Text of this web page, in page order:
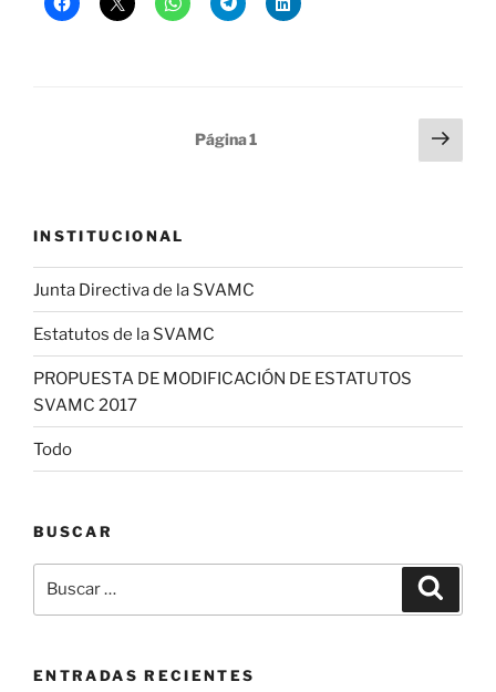
Página1
INSTITUCIONAL
Junta Directiva de la SVAMC
Estatutos de la SVAMC
PROPUESTA DE MODIFICACIÓN DE ESTATUTOS
SVAMC 2017
Todo
BUSCAR
por:
ENTRADAS RECIENTES